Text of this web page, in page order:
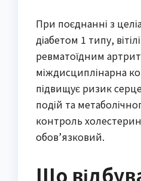
При поєднанні з
діабетом 1 типу,
ревматоїдним
міждисциплінарна
підвищує ризик
подій та
контроль
обов’язковий.
Що